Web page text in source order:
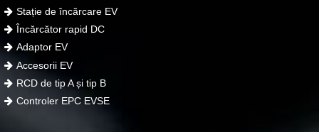
Stație de încărcare EV
Încărcător rapid DC
Adaptor EV
Accesorii EV
RCD de tip A și tip B
Controler EPC EVSE